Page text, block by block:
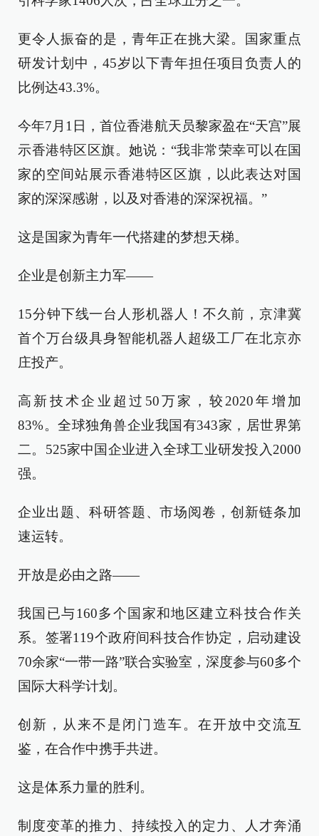
更令人振奋的是，青年正在挑大梁。国家重点
研发计划中，45岁以下青年担任项目负责人的
比例达43.3%。
今年7月1日，首位香港航天员黎家盈在“天宫”展
示香港特区区旗。她说：“我非常荣幸可以在国
家的空间站展示香港特区区旗，以此表达对国
家的深深感谢，以及对香港的深深祝福。”
这是国家为青年一代搭建的梦想天梯。
企业是创新主力军——
15分钟下线一台人形机器人！不久前，京津冀
首个万台级具身智能机器人超级工厂在北京亦
庄投产。
高新技术企业超过50万家，较2020年增加
83%。全球独角兽企业我国有343家，居世界第
二。525家中国企业进入全球工业研发投入2000
强。
企业出题、科研答题、市场阅卷，创新链条加
速运转。
开放是必由之路——
我国已与160多个国家和地区建立科技合作关
系。签署119个政府间科技合作协定，启动建设
70余家“一带一路”联合实验室，深度参与60多个
国际大科学计划。
创新，从来不是闭门造车。在开放中交流互
鉴，在合作中携手共进。
这是体系力量的胜利。
制度变革的推力、持续投入的定力、人才奔涌